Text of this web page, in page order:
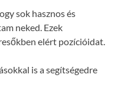
sok hasznos és
neked. Ezek
elért pozícióidat.
is a segítségedre